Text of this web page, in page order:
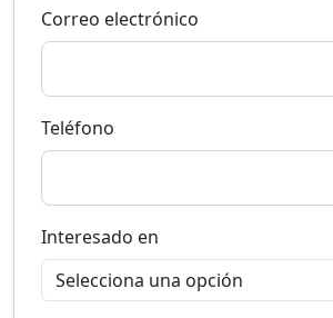
Correo electrónico
Teléfono
Interesado en